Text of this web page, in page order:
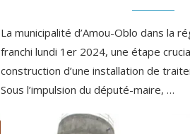
La municipalité d’Amou-Oblo dans la
franchi lundi 1er 2024, une étape
construction d’une installation de
Sous l’impulsion du député-maire, …